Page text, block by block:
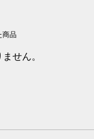
商品
せん。